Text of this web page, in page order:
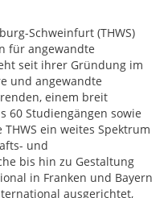
Schweinfurt (THWS)
für angewandte
seit ihrer Gründung im
und angewandte
einem breit
60 Studiengängen sowie
ein weites Spektrum
und
bis hin zu Gestaltung
in Franken und Bayern
ausgerichtet,